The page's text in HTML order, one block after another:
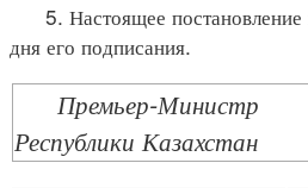
5. Настоящее постановление
дня его подписания.
Премьер-Министр
Республики Казахстан